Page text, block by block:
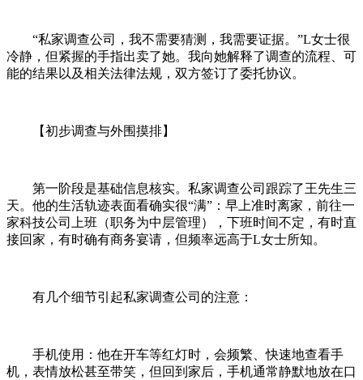
“私家调查公司，我不需要猜测，我需要证据。”L女士很
冷静，但紧握的手指出卖了她。我向她解释了调查的流程、可
能的结果以及相关法律法规，双方签订了委托协议。
【初步调查与外围摸排】
第一阶段是基础信息核实。私家调查公司跟踪了王先生三
天。他的生活轨迹表面看确实很“满”：早上准时离家，前往一
家科技公司上班（职务为中层管理），下班时间不定，有时直
接回家，有时确有商务宴请，但频率远高于L女士所知。
有几个细节引起私家调查公司的注意：
手机使用：他在开车等红灯时，会频繁、快速地查看手
机，表情放松甚至带笑，但回到家后，手机通常静默地放在口